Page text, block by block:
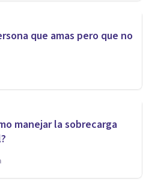
que amas pero que no
manejar la sobrecarga